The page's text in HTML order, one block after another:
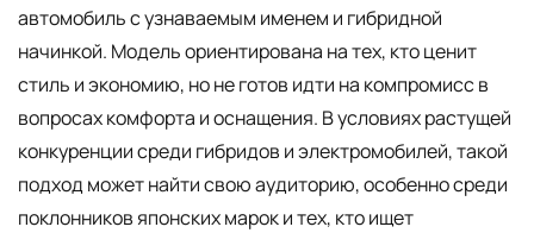
автомобиль с узнаваемым именем и гибридной
начинкой. Модель ориентирована на тех, кто ценит
стиль и экономию, но не готов идти на компромисс в
вопросах комфорта и оснащения. В условиях растущей
конкуренции среди гибридов и электромобилей, такой
подход может найти свою аудиторию, особенно среди
поклонников японских марок и тех, кто ищет